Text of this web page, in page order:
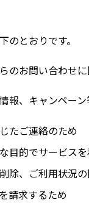
とおりです。
お問い合わせ
報、キャンペーン
たご連絡のため
目的でサービス
除、ご利用状況
請求するため